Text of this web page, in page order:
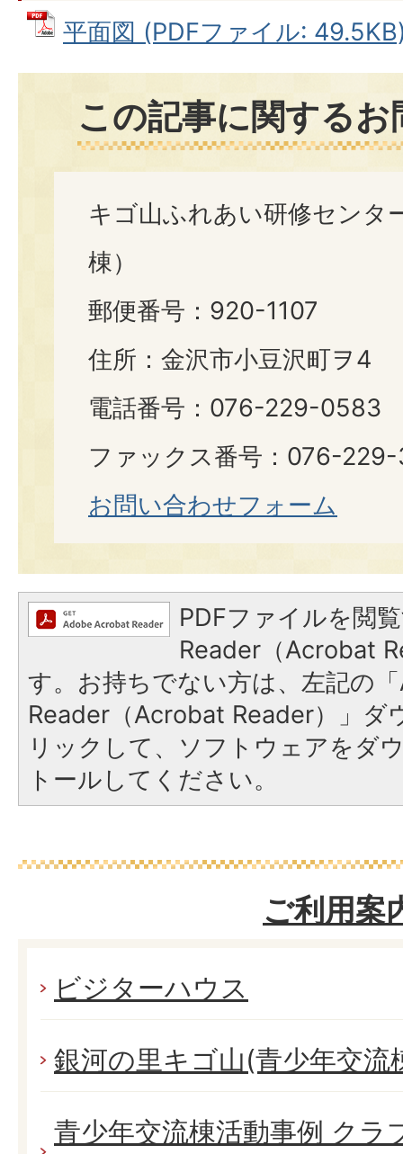
平面図 (PDFファイル:
この記事に関する
キゴ山ふれあい研修センタ
棟）
郵便番号：920-1107
住所：金沢市小豆沢町ヲ4
電話番号：076-229-0583
ファックス番号：076-
お問い合わせフォーム
PDFファイルを閲
Reader（Acrobat
す。お持ちでない方は、左記の
Reader（Acrobat Reader）」ダ
リックして、ソフトウェアをダ
トールしてください。
ご利用案
ビジターハウス
銀河の里キゴ山(青少年交流
青少年交流棟活動事例 クラ